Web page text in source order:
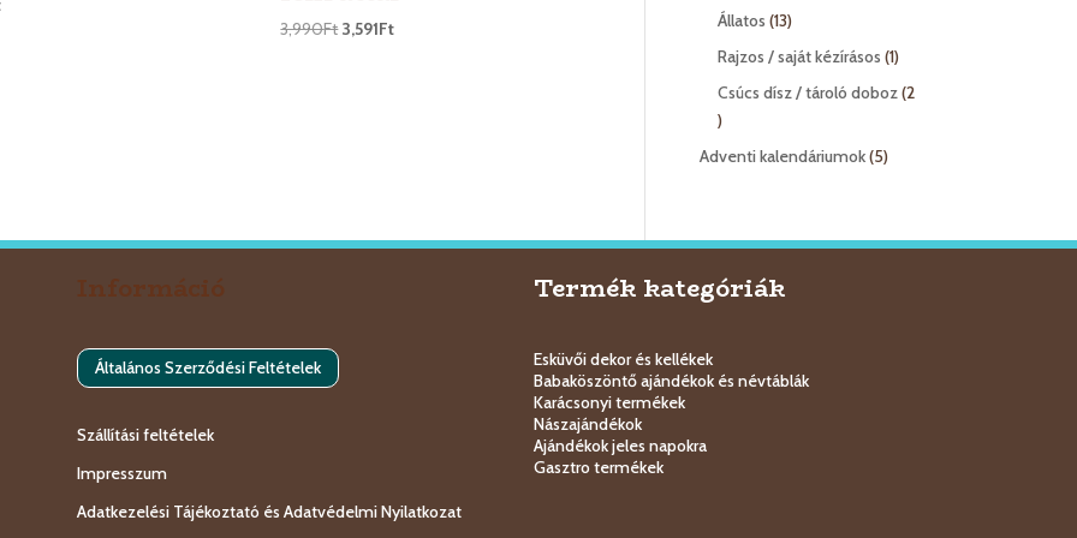
3,990Ft 3,591Ft
termék
Állatos 1313
termék
Rajzos / saját kézírásos 11
termék
Csúcs dísz / tároló doboz 2
2
termék
Adventi kalendáriumok 55
Információ
Általános Szerződési Feltételek
Szállítási feltételek
Impresszum
Adatkezelési Tájékoztató és Adatvédelmi Nyilatkozat
Termék kategóriák
Esküvői dekor és kellékek
Babaköszöntő ajándékok és névtáblák
Karácsonyi termékek
Nászajándékok
Ajándékok jeles napokra
Gasztro termékek